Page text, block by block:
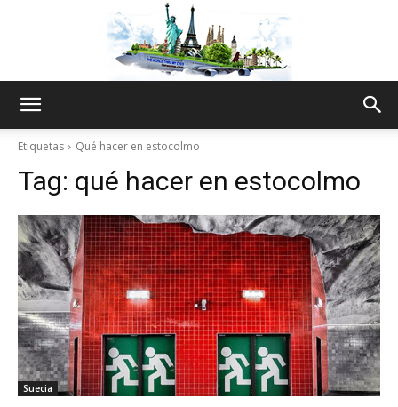
Thru
My
Etiquetas Qué hacer en estocolmo
Tag: qué hacer en estocolmo
Suecia